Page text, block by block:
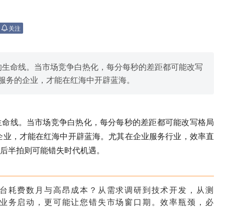
关注
命线。当市场竞争白热化，每分每秒的差距都可能改写
的企业，才能在红海中开辟蓝海。
线。当市场竞争白热化，每分每秒的差距都可能改写格局
，才能在红海中开辟蓝海。尤其在企业服务行业，效率直
半拍则可能错失时代机遇。
耗费数月与高昂成本？从需求调研到技术开发，从测
务启动，更可能让您错失市场窗口期。效率瓶颈，必